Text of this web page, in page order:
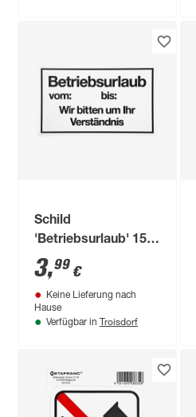
Schild
'Betriebsurlaub' 15 x
25 cm
3,99 €
Keine Lieferung nach
Hause
Verfügbar in Troisdorf